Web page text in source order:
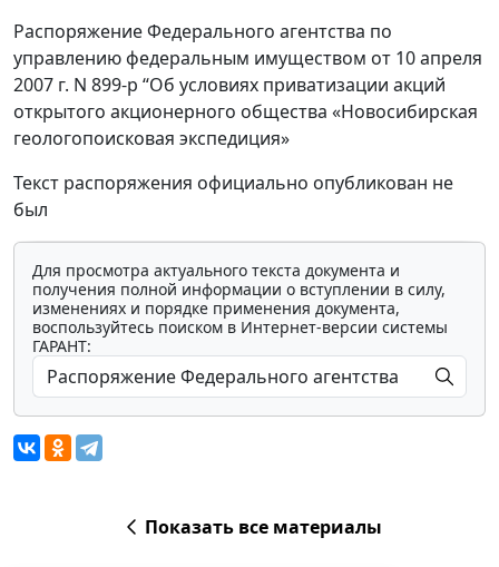
Распоряжение Федерального агентства по
управлению федеральным имуществом от 10 апреля
2007 г. N 899-р “Об условиях приватизации акций
открытого акционерного общества «Новосибирская
геологопоисковая экспедиция»
Текст распоряжения официально опубликован не
был
Для просмотра актуального текста документа и
получения полной информации о вступлении в силу,
изменениях и порядке применения документа,
воспользуйтесь поиском в Интернет-версии системы
ГАРАНТ:
Показать все материалы